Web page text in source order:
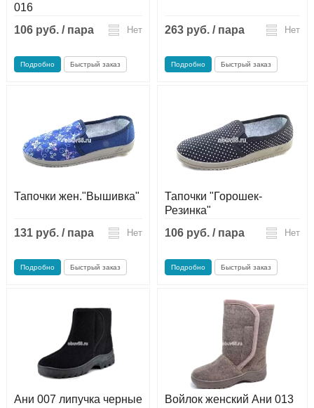
016
106 руб. / пара
Нет
Подробно Быстрый заказ
263 руб. / пара Нет
Подробно Быстрый заказ
Тапочки жен."Вышивка"
131 руб. / пара Нет
Подробно Быстрый заказ
Тапочки "Горошек-
Резинка"
106 руб. / пара
Нет
Подробно Быстрый заказ
Ани 007 липучка черные Войлок женский Ани 013